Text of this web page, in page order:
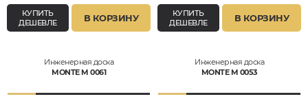
КУПИТЬ
ДЕШЕВЛЕ
В КОРЗИНУ
КУПИТЬ
ДЕШЕВЛЕ
В КОРЗИНУ
Инженерная доска
MONTE M 0061
Инженерная доска
MONTE M 0053